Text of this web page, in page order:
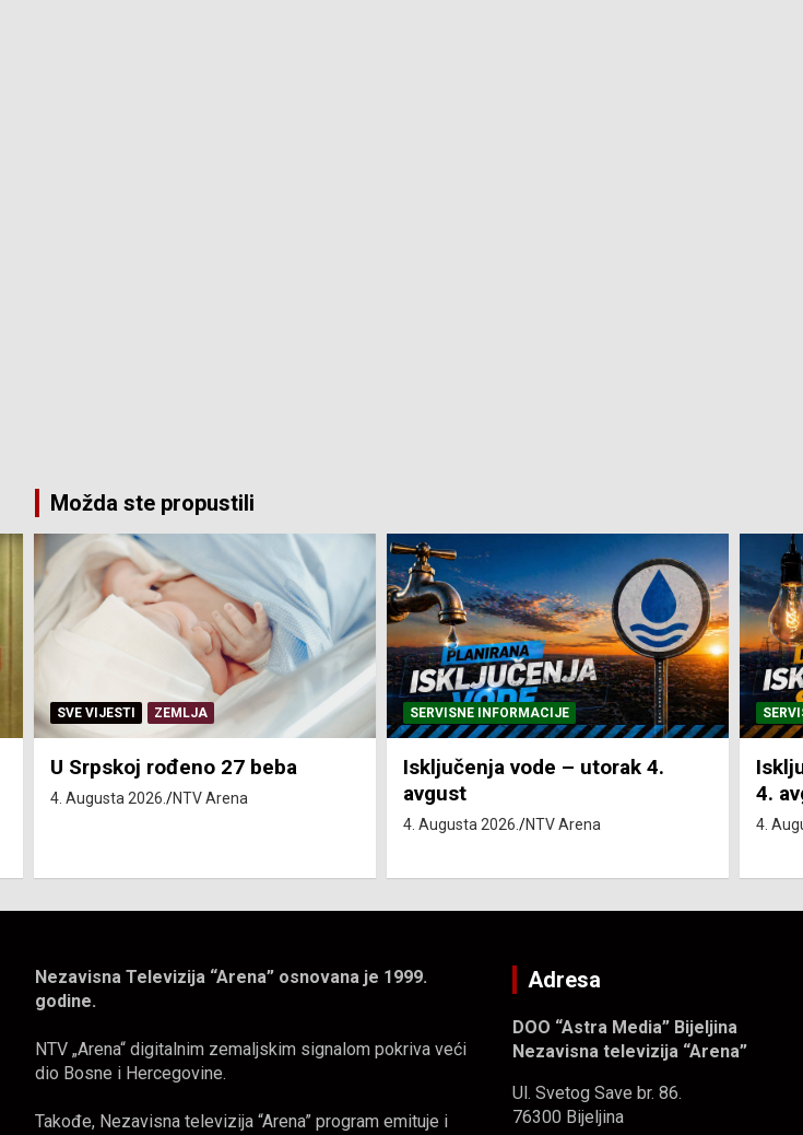
Možda ste propustili
SERVISNE INFORMACIJE
Isključenja vode – utorak 4.
avgust
SERVISNE INFORMACIJE
Isključenja el. energije – utorak
4. avgust
4. Augusta 2026. NTV Arena
SVE
4.
Nezavisna Televizija “Arena” osnovana je 1999.
godine.
NTV „Arena“ digitalnim zemaljskim signalom pokriva veći
dio Bosne i Hercegovine.
Takođe, Nezavisna televizija “Arena” program emituje i
Adresa
DOO “Astra Media” Bijeljina
Nezavisna televizija “Arena”
Ul. Svetog Save br. 86.
76300 Bijeljina